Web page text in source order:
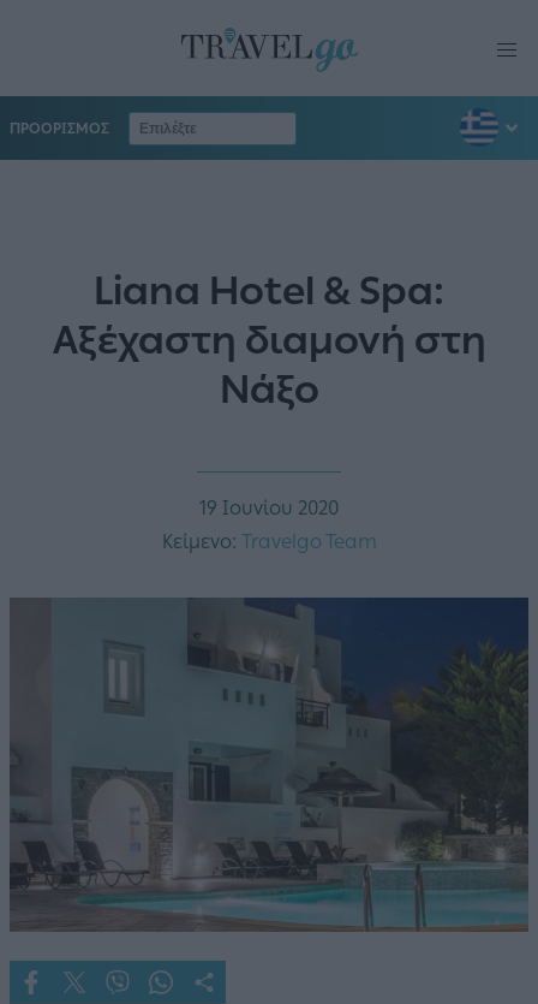
ΠΡΟΟΡΙΣΜΟΣ
Liana Hotel & Spa:
Αξέχαστη διαμονή στη
Νάξο
19 Ιουνίου 2020
Κείμενο: Travelgo Team